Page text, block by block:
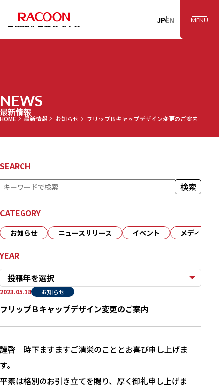
RACOON 三田理
JPEN MENU
NEWS
最新情報
HOME 最新情報 お知らせ フリップＢキャップデザイン変更のご案内
SEARCH
検
索 検索
CATEGORY
お知らせ ニュースリリース イベント メディア
YEAR
投稿年を選択
フリップＢキャップデザイン変更のご案内
2023.05.18 お知らせ
謹啓 時下ますますご清栄のこととお喜び申し上げま
す。
平素は格別のお引き立てを賜り、厚く御礼申し上げま